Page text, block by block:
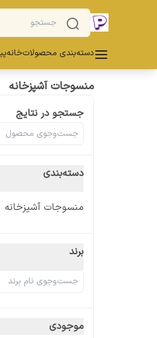
دسته‌بندی محصولاتخانه
منسوجات آشپزخانه
جستجو در نتایج
دسته‌بندی
منسوجات آشپزخانه
برند
موجودی